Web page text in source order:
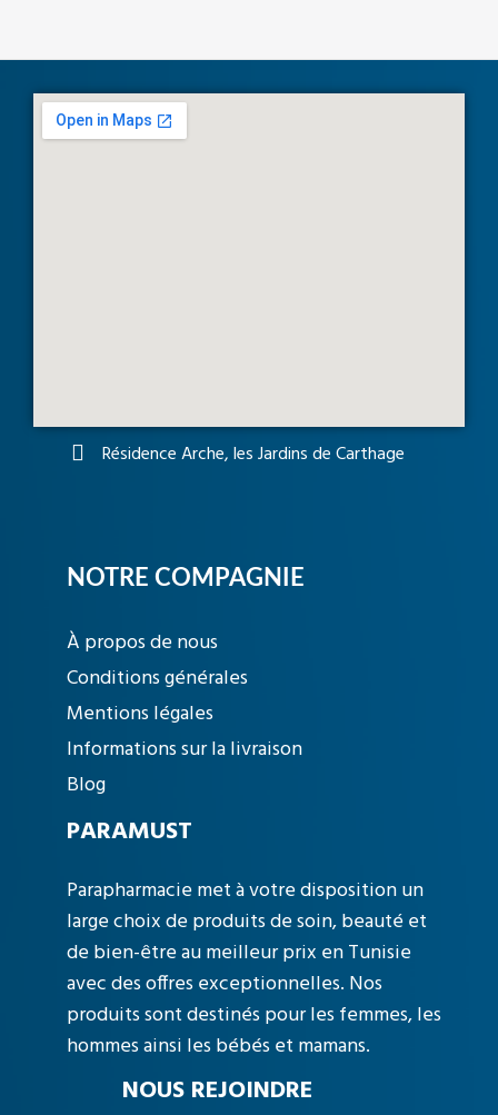
Résidence Arche, les Jardins de Carthage
NOTRE COMPAGNIE
À propos de nous
Conditions générales
Mentions légales
Informations sur la livraison
Blog
PARAMUST
Parapharmacie met à votre disposition un
large choix de produits de soin, beauté et
de bien-être au meilleur prix en Tunisie
avec des offres exceptionnelles. Nos
produits sont destinés pour les femmes, les
hommes ainsi les bébés et mamans.
NOUS REJOINDRE